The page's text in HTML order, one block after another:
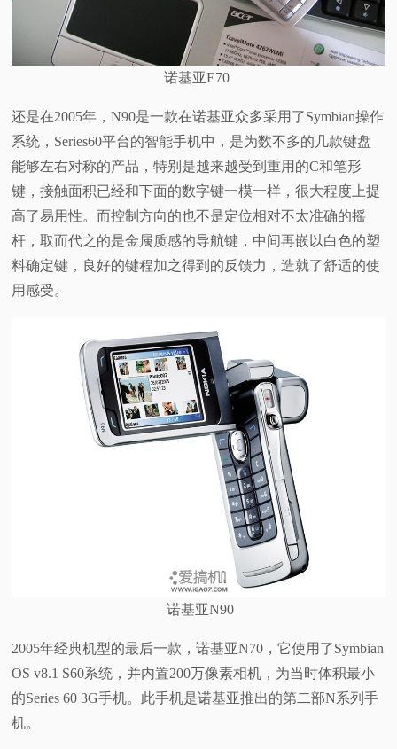
诺基亚E70
还是在2005年，N90是一款在诺基亚众多采用了Symbian操作
系统，Series60平台的智能手机中，是为数不多的几款键盘
能够左右对称的产品，特别是越来越受到重用的C和笔形
键，接触面积已经和下面的数字键一模一样，很大程度上提
高了易用性。而控制方向的也不是定位相对不太准确的摇
杆，取而代之的是金属质感的导航键，中间再嵌以白色的塑
料确定键，良好的键程加之得到的反馈力，造就了舒适的使
用感受。
诺基亚N90
2005年经典机型的最后一款，诺基亚N70，它使用了Symbian
OS v8.1 S60系统，并内置200万像素相机，为当时体积最小
的Series 60 3G手机。此手机是诺基亚推出的第二部N系列手
机。